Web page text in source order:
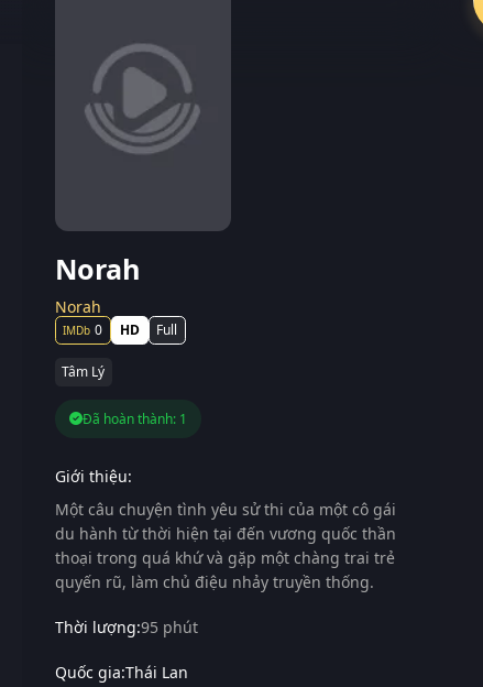
Norah
Norah
0 HD Full
Tâm Lý
Đã hoàn thành: 1
Giới thiệu:
Một câu chuyện tình yêu sử thi của một cô gái
du hành từ thời hiện tại đến vương quốc thần
thoại trong quá khứ và gặp một chàng trai trẻ
quyến rũ, làm chủ điệu nhảy truyền thống.
Thời lượng:95 phút
Quốc gia:Thái Lan